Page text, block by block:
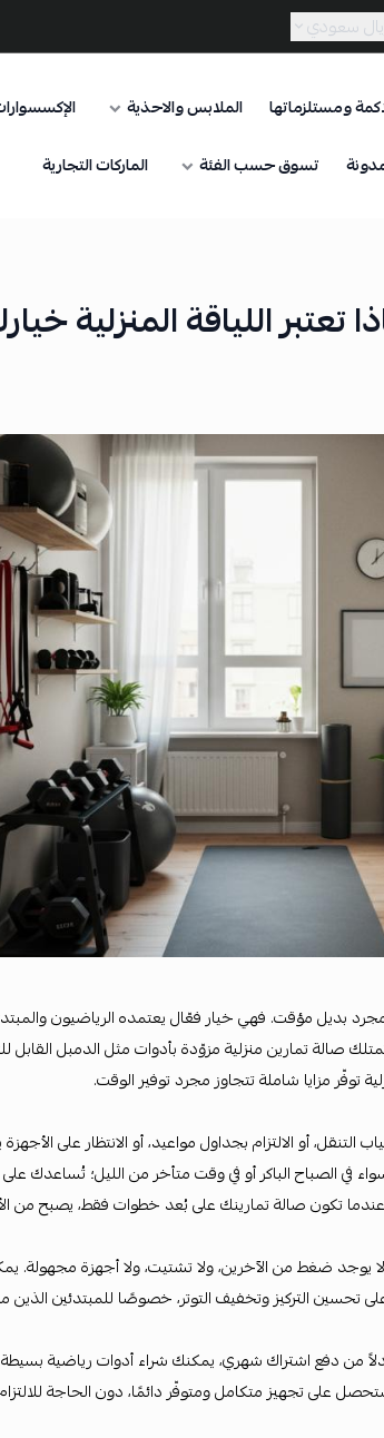
سعودي
ومستلزماتها الملابس والاحذية
تسوق حسب الفئة الماركات التجارية
تعتبر اللياقة المنزلية
بديل مؤقت. فهي خيار فعّال يعتمده الرياضيون
صالة تمارين منزلية مزوّدة بأدوات مثل الدمبل القابل
توفّر مزايا شاملة تتجاوز مجرد توفير الوقت.
التنقل، أو الالتزام بجداول مواعيد، أو الانتظار على
في الصباح الباكر أو في وقت متأخر من الليل؛ تُساعدك
تكون صالة تمارينك على بُعد خطوات فقط، يصبح من
لا يوجد ضغط من الآخرين، ولا تشتيت، ولا أجهزة
تحسين التركيز وتخفيف التوتر، خصوصًا للمبتدئين الذين ما
بدلاً من دفع اشتراك شهري، يمكنك شراء أدوات رياضية
على تجهيز متكامل ومتوفّر دائمًا، دون الحاجة